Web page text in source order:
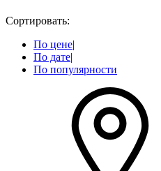
Сортировать:
По цене|
По дате|
По популярности